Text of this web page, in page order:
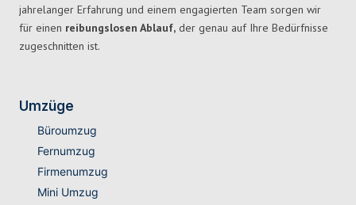
jahrelanger Erfahrung und einem engagierten Team sorgen wir
für einen reibungslosen Ablauf, der genau auf Ihre Bedürfnisse
zugeschnitten ist.
Umzüge
Büroumzug
Fernumzug
Firmenumzug
Mini Umzug